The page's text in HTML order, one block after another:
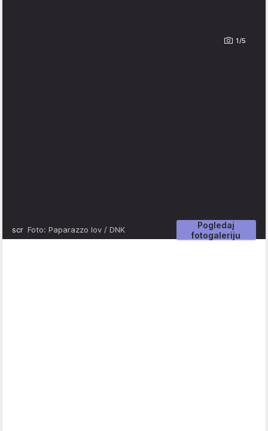
1/5
Pogledaj
fotogaleriju
scr Foto: Paparazzo lov / DNK